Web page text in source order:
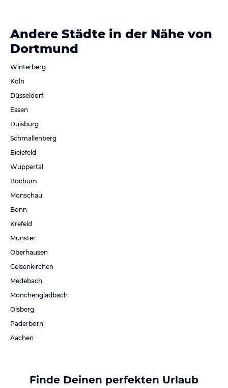
Andere Städte in der Nähe von
Dortmund
Winterberg
Köln
Düsseldorf
Essen
Duisburg
Schmallenberg
Bielefeld
Wuppertal
Bochum
Monschau
Bonn
Krefeld
Münster
Oberhausen
Gelsenkirchen
Medebach
Mönchengladbach
Olsberg
Paderborn
Aachen
Finde Deinen perfekten Urlaub